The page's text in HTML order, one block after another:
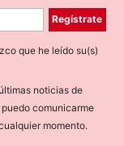
Regístrate
que he leído su(s)
noticias de
comunicarme
momento.